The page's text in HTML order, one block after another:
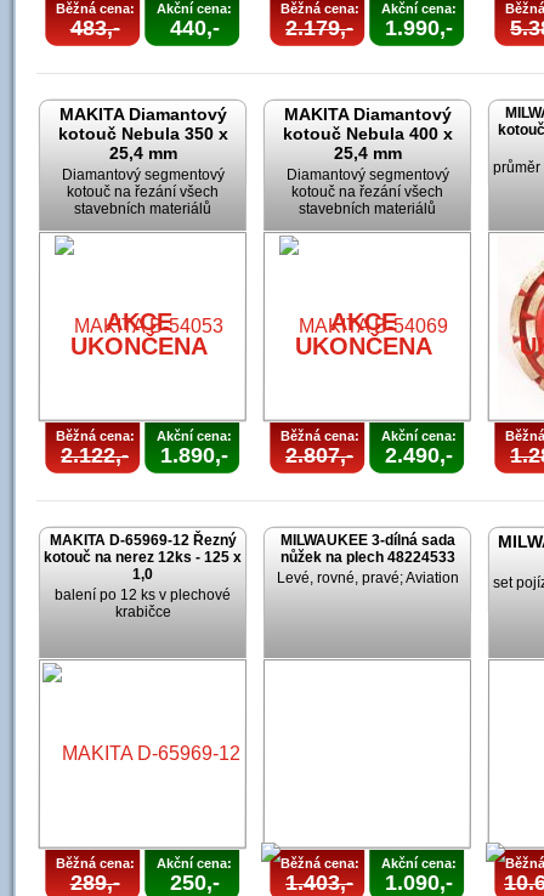
Běžná cena:
483,-
Akční cena:
440,-
Běžná cena:
2.179,-
Akční cena:
1.990,-
MAKITA Diamantový
kotouč Nebula 350 x
25,4 mm
Diamantový segmentový
kotouč na řezání všech
stavebních materiálů
AKCE
UKONČENA
Běžná cena:
2.122,-
Akční cena:
1.890,-
MAKITA Diamantový
kotouč Nebula 400 x
25,4 mm
Diamantový segmentový
kotouč na řezání všech
stavebních materiálů
AKCE
UKONČENA
Běžná cena:
2.807,-
Akční cena:
2.490,-
průměr
MAKITA D-65969-12 Řezný
kotouč na nerez 12ks - 125 x
1,0
balení po 12 ks v plechové
krabičce
Běžná cena:
289,-
Akční cena:
250,-
MILWAUKEE 3-dílná sada
nůžek na plech 48224533
Levé, rovné, pravé; Aviation
Běžná cena:
1.403,-
Akční cena:
1.090,-
set